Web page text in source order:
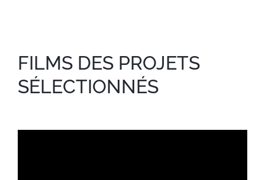
FILMS DES PROJETS
SÉLECTIONNÉS